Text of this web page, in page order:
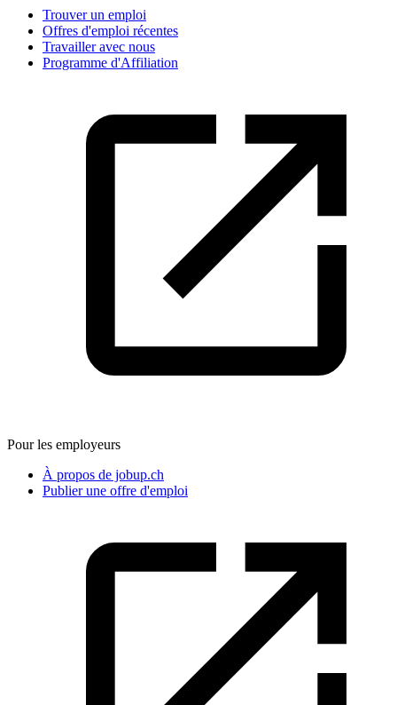
Trouver un emploi
Offres d'emploi récentes
Travailler avec nous
Programme d'Affiliation
Pour les employeurs
À propos de jobup.ch
Publier une offre d'emploi